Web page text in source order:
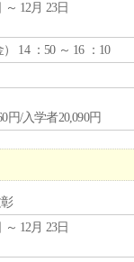
～ 12月 23日
） 14 ：50 ～ 16 ：10
円/入学者20,090円
～ 12月 23日